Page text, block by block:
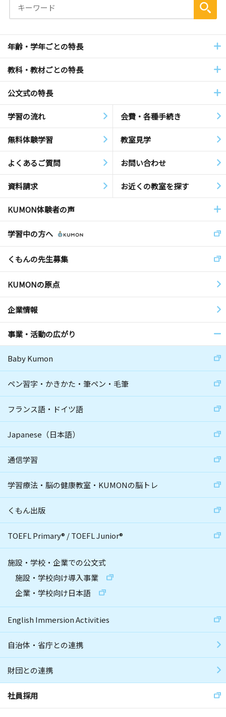
年齢・学年ごとの特長
教科・教材ごとの特長
公文式の特長
学習の流れ 会費・各種手続き
無料体験学習 教室見学
よくあるご質問 お問い合わせ
資料請求 お近くの教室を探す
KUMON体験者の声
学習中の方へ
くもんの先生募集
KUMONの原点
企業情報
事業・活動の広がり
Baby Kumon
ペン習字・かきかた・筆ペン・毛筆
フランス語・ドイツ語
Japanese（日本語）
通信学習
学習療法・脳の健康教室・KUMONの脳トレ
くもん出版
TOEFL Primary® /TOEFL Junior®
施設・学校・企業での公文式
施設・学校向け導入事業
企業・学校向け日本語
English Immersion Activities
自治体・省庁との連携
財団との連携
社員採用